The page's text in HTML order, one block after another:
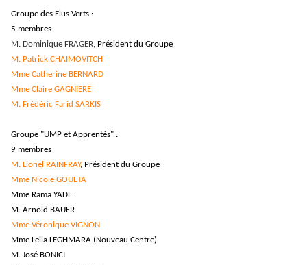
Groupe des Elus Verts :
5 membres
M. Dominique FRAGER, Président du Groupe
M. Patrick CHAIMOVITCH
Mme Catherine BERNARD
Mme Claire GAGNIERE
M. Frédéric Farid SARKIS
Groupe "UMP et Apprentés" :
9 membres
M. Lionel RAINFRAY, Président du Groupe
Mme Nicole GOUETA
Mme Rama YADE
M. Arnold BAUER
Mme Véronique VIGNON
Mme Leila LEGHMARA (Nouveau Centre)
M. José BONICI